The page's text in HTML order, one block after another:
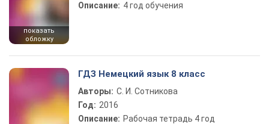
показать
обложку
Описание: 4 год обучения
ГДЗ Немецкий язык 8 класс
Авторы: С. И. Сотникова
Год: 2016
Описание: Рабочая тетрадь 4 год